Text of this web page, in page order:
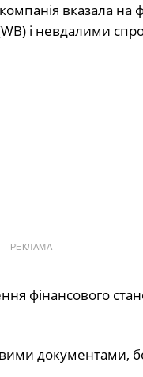
компанія вказала
і невдалими
РЕКЛАМА
фінансового
документами,